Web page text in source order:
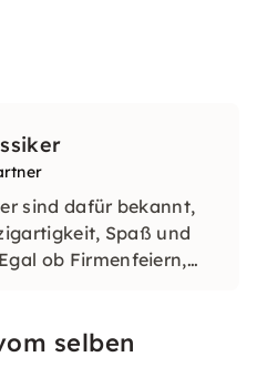
sind dafür bekannt,
Spaß und
ob Firmenfeiern,
nicht vergessen
selben